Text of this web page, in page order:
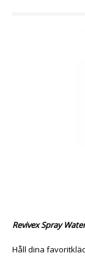
Revivex Spray
Håll dina